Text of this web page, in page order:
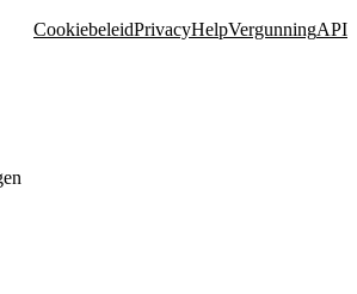
CookiebeleidPrivacyHelpVergunningAPI